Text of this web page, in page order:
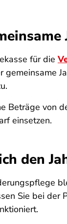
für die
gemeinsame
Beträge von
einsetzen.
den
Sie bei